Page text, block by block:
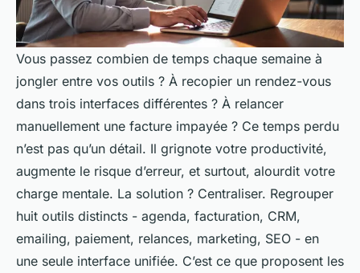
Vous passez combien de temps chaque semaine à
jongler entre vos outils ? À recopier un rendez-vous
dans trois interfaces différentes ? À relancer
manuellement une facture impayée ? Ce temps perdu
n’est pas qu’un détail. Il grignote votre productivité,
augmente le risque d’erreur, et surtout, alourdit votre
charge mentale. La solution ? Centraliser. Regrouper
huit outils distincts - agenda, facturation, CRM,
emailing, paiement, relances, marketing, SEO - en
une seule interface unifiée. C’est ce que proposent les